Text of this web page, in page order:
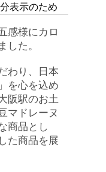
表示のため
感様にカロ
した。
わり、日本
を心を込め
阪駅のお土
マドレーヌ
商品とし
た商品を展